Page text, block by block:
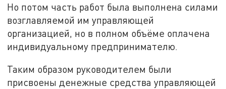
Но потом часть работ была выполнена силами
возглавляемой им управляющей
организацией, но в полном объёме оплачена
индивидуальному предпринимателю.
Таким образом руководителем были
присвоены денежные средства управляющей